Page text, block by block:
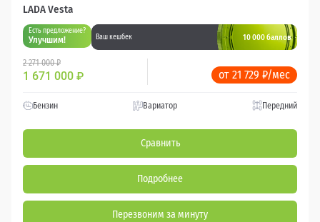
LADA Vesta
Есть предложение?
Улучшим! Ваш кешбек 10 000 баллов
2 271 000 ₽
1 671 000 ₽ от 21 729 ₽/мес
Бензин Вариатор Передний
Сравнить
Подробнее
Перезвоним за минуту